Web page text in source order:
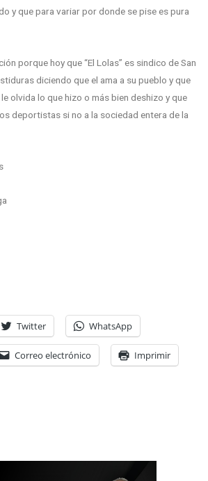
y que para variar por donde se pise es pura
porque hoy que “El Lolas” es sindico de San
diciendo que el ama a su pueblo y que
olvida lo que hizo o más bien deshizo y que
deportistas si no a la sociedad entera de la
Twitter WhatsApp
Correo electrónico Imprimir